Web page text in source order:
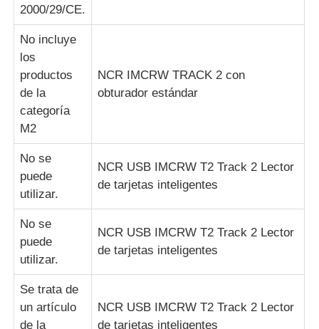
2000/29/CE.
No incluye
los
productos
de la
categoría
M2
NCR IMCRW TRACK 2 con
obturador estándar
No se
puede
utilizar.
NCR USB IMCRW T2 Track 2 Lector
de tarjetas inteligentes
No se
puede
utilizar.
NCR USB IMCRW T2 Track 2 Lector
de tarjetas inteligentes
Se trata de
un artículo
de la
NCR USB IMCRW T2 Track 2 Lector
de tarjetas inteligentes